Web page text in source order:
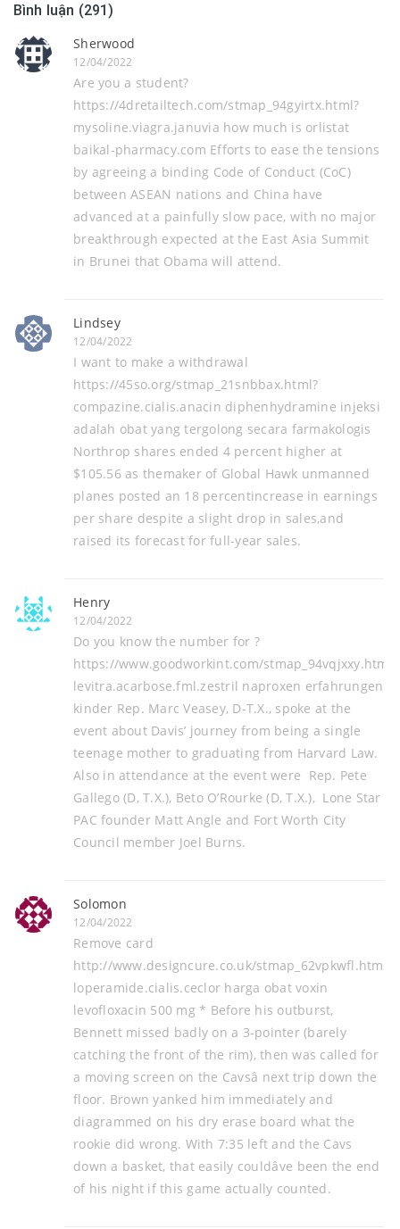
Bình luận (291)
Sherwood
12/04/2022
Are you a student?
https://4dretailtech.com/stmap_94gyirtx.html?
mysoline.viagra.januvia how much is orlistat
baikal-pharmacy.com Efforts to ease the tensions
by agreeing a binding Code of Conduct (CoC)
between ASEAN nations and China have
advanced at a painfully slow pace, with no major
breakthrough expected at the East Asia Summit
in Brunei that Obama will attend.
Lindsey
12/04/2022
I want to make a withdrawal
https://45so.org/stmap_21snbbax.html?
compazine.cialis.anacin diphenhydramine injeksi
adalah obat yang tergolong secara farmakologis
Northrop shares ended 4 percent higher at
$105.56 as themaker of Global Hawk unmanned
planes posted an 18 percentincrease in earnings
per share despite a slight drop in sales,and
raised its forecast for full-year sales.
Henry
12/04/2022
Do you know the number for ?
https://www.goodworkint.com/stmap_94vqjxxy.html?
levitra.acarbose.fml.zestril naproxen erfahrungen
kinder Rep. Marc Veasey, D-T.X., spoke at the
event about Davis’ journey from being a single
teenage mother to graduating from Harvard Law.
Also in attendance at the event were Rep. Pete
Gallego (D, T.X.), Beto O’Rourke (D, T.X.), Lone Star
PAC founder Matt Angle and Fort Worth City
Council member Joel Burns.
Solomon
12/04/2022
Remove card
http://www.designcure.co.uk/stmap_62vpkwfl.html?
loperamide.cialis.ceclor harga obat voxin
levofloxacin 500 mg * Before his outburst,
Bennett missed badly on a 3-pointer (barely
catching the front of the rim), then was called for
a moving screen on the Cavsâ next trip down the
floor. Brown yanked him immediately and
diagrammed on his dry erase board what the
rookie did wrong. With 7:35 left and the Cavs
down a basket, that easily couldâve been the end
of his night if this game actually counted.